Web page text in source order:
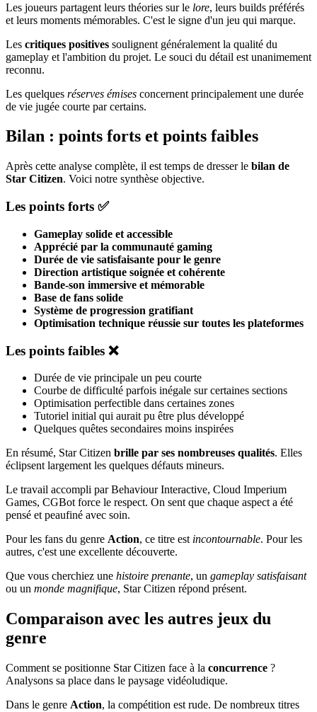
Les joueurs partagent leurs théories sur le lore, leurs builds préférés
et leurs moments mémorables. C'est le signe d'un jeu qui marque.
Les critiques positives soulignent généralement la qualité du
gameplay et l'ambition du projet. Le souci du détail est unanimement
reconnu.
Les quelques réserves émises concernent principalement une durée
de vie jugée courte par certains.
Bilan : points forts et points faibles
Après cette analyse complète, il est temps de dresser le bilan de
Star Citizen. Voici notre synthèse objective.
Les points forts ✅
Gameplay solide et accessible
Apprécié par la communauté gaming
Durée de vie satisfaisante pour le genre
Direction artistique soignée et cohérente
Bande-son immersive et mémorable
Base de fans solide
Système de progression gratifiant
Optimisation technique réussie sur toutes les plateformes
Les points faibles ❌
Durée de vie principale un peu courte
Courbe de difficulté parfois inégale sur certaines sections
Optimisation perfectible dans certaines zones
Tutoriel initial qui aurait pu être plus développé
Quelques quêtes secondaires moins inspirées
En résumé, Star Citizen brille par ses nombreuses qualités. Elles
éclipsent largement les quelques défauts mineurs.
Le travail accompli par Behaviour Interactive, Cloud Imperium
Games, CGBot force le respect. On sent que chaque aspect a été
pensé et peaufiné avec soin.
Pour les fans du genre Action, ce titre est incontournable. Pour les
autres, c'est une excellente découverte.
Que vous cherchiez une histoire prenante, un gameplay satisfaisant
ou un monde magnifique, Star Citizen répond présent.
Comparaison avec les autres jeux du
genre
Comment se positionne Star Citizen face à la concurrence ?
Analysons sa place dans le paysage vidéoludique.
Dans le genre Action, la compétition est rude. De nombreux titres